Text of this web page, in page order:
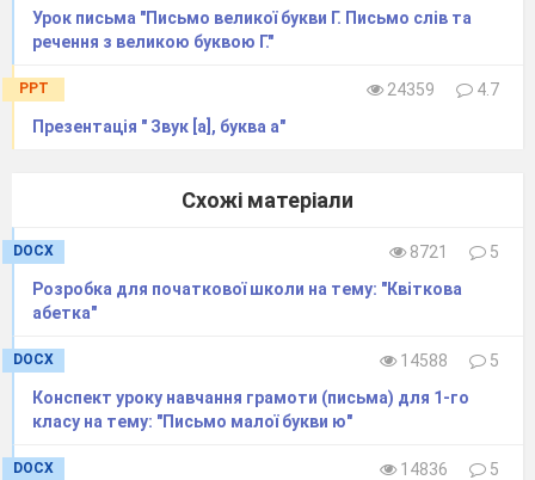
13. Складаємо розповідь. Робота за
рядами.
Урок письма "Письмо великої букви Г. Письмо слів та
речення з великою буквою Г."
PPT 24359
4.7
Презентація " Звук [а], буква а"
Схожі матеріали
DOCX 8721
5
Розробка для початкової школи на тему: "Квіткова
абетка"
DOCX 14588
5
Конспект уроку навчання грамоти (письма) для 1-го
класу на тему: "Письмо малої букви ю"
DOCX 14836
5